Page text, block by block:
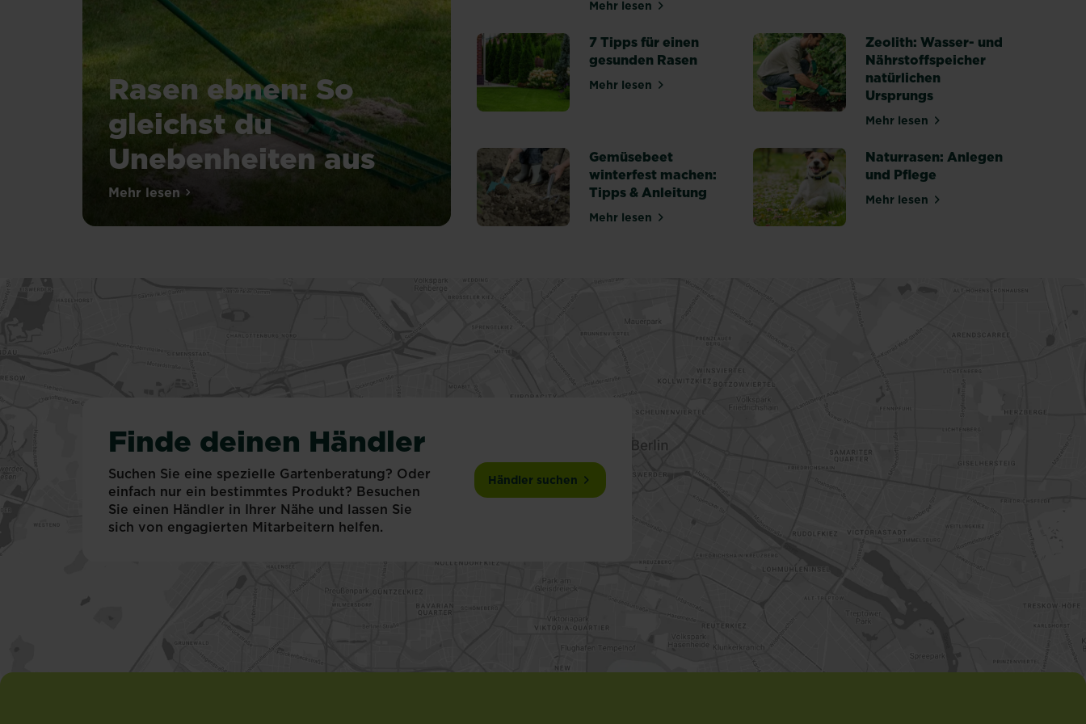
Rasen ebnen: So
gleichst du
Unebenheiten aus
Mehr lesenüber Rasen ebnen: So gleichst du Unebenheiten aus
Mehr lesenüber Rasenkrankheiten erkennen, behandeln und vorbeugen
7 Tipps für einen
gesunden Rasen
Mehr lesenüber 7 Tipps für einen gesunden Rasen
Zeolith: Wasser- und
Nährstoffspeicher
natürlichen
Ursprungs
Mehr lesenüber Zeolith: Wasser- und
Gemüsebeet
winterfest machen:
Tipps & Anleitung
Mehr lesenüber Gemüsebeet winterfest machen: Tipps & Anleitung
Naturrasen: Anlegen
und Pflege
Mehr lesenüber Naturrasen: Anlegen und
Finde deinen Händler
Suchen Sie eine spezielle Gartenberatung? Oder
einfach nur ein bestimmtes Produkt? Besuchen
Sie einen Händler in Ihrer Nähe und lassen Sie
sich von engagierten Mitarbeitern helfen.
Händler suchen